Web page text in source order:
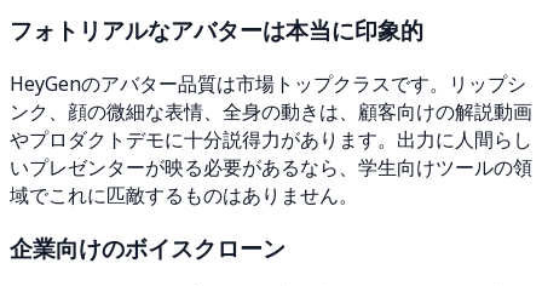
フォトリアルなアバターは本当に印象的
HeyGenのアバター品質は市場トップクラスです。リップシ
ンク、顔の微細な表情、全身の動きは、顧客向けの解説動画
やプロダクトデモに十分説得力があります。出力に人間らし
いプレゼンターが映る必要があるなら、学生向けツールの領
域でこれに匹敵するものはありません。
企業向けのボイスクローン